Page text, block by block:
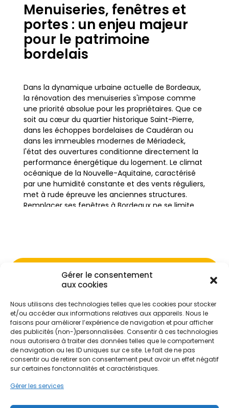
Gérer le consentement
aux cookies
Nous utilisons des technologies telles que les cookies pour stocker
et/ou accéder aux informations relatives aux appareils. Nous le
faisons pour améliorer l’expérience de navigation et pour afficher
des publicités (non-)personnalisées. Consentir à ces technologies
nous autorisera à traiter des données telles que le comportement
de navigation ou les ID uniques sur ce site. Le fait de ne pas
consentir ou de retirer son consentement peut avoir un effet négatif
sur certaines fonctonnalités et caractéristiques.
Gérer les services
Menuiseries, fenêtres et
portes : un enjeu majeur
pour le patrimoine
bordelais
Dans la dynamique urbaine actuelle de Bordeaux,
la rénovation des menuiseries s'impose comme
une priorité absolue pour les propriétaires. Que ce
soit au cœur du quartier historique Saint-Pierre,
dans les échoppes bordelaises de Caudéran ou
dans les immeubles modernes de Mériadeck,
l'état des ouvertures conditionne directement la
performance énergétique du logement. Le climat
océanique de la Nouvelle-Aquitaine, caractérisé
par une humidité constante et des vents réguliers,
met à rude épreuve les anciennes structures.
Remplacer ses fenêtres à Bordeaux ne se limite
parpaing.
Mérignac et Pessac, connaissent une vague de
rénovation massive. Les propriétaires cherchent à
moderniser leur habitat tout en respectant
l'architecture locale. L'intervention sur les
menuiseries permet de traiter les problèmes
récurrents liés à l'humidité girondine et au sol
argilo-calcaire, qui peuvent provoquer des
s'agisse de portes d'entrée ou de baies vitrées, le
Ne passez pas à côté de vos
aides !
Faites vite, les budgets
MaPrimeRénov' sont annuels et
limités. Les dossiers sont traités
par ordre d'arrivée.
Contactez-nous maintenant